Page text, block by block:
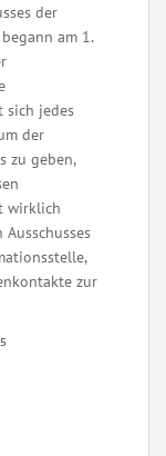
der
am 1.
sich jedes
der
zu geben,
wirklich
zur